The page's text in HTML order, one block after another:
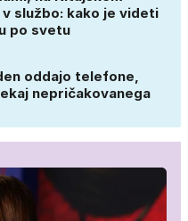
v službo: kako je videti
po svetu
oddajo telefone,
nepričakovanega